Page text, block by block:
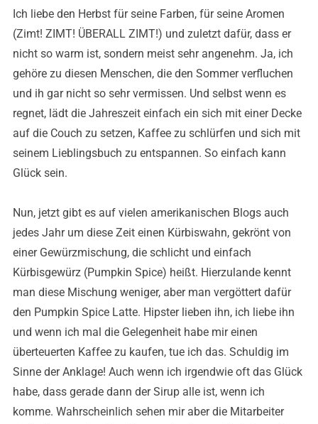
Ich liebe den Herbst für seine Farben, für seine Aromen
(Zimt! ZIMT! ÜBERALL ZIMT!) und zuletzt dafür, dass er
nicht so warm ist, sondern meist sehr angenehm. Ja, ich
gehöre zu diesen Menschen, die den Sommer verfluchen
und ih gar nicht so sehr vermissen. Und selbst wenn es
regnet, lädt die Jahreszeit einfach ein sich mit einer Decke
auf die Couch zu setzen, Kaffee zu schlürfen und sich mit
seinem Lieblingsbuch zu entspannen. So einfach kann
Glück sein.
Nun, jetzt gibt es auf vielen amerikanischen Blogs auch
jedes Jahr um diese Zeit einen Kürbiswahn, gekrönt von
einer Gewürzmischung, die schlicht und einfach
Kürbisgewürz (Pumpkin Spice) heißt. Hierzulande kennt
man diese Mischung weniger, aber man vergöttert dafür
den Pumpkin Spice Latte. Hipster lieben ihn, ich liebe ihn
und wenn ich mal die Gelegenheit habe mir einen
überteuerten Kaffee zu kaufen, tue ich das. Schuldig im
Sinne der Anklage! Auch wenn ich irgendwie oft das Glück
habe, dass gerade dann der Sirup alle ist, wenn ich
komme. Wahrscheinlich sehen mir aber die Mitarbeiter